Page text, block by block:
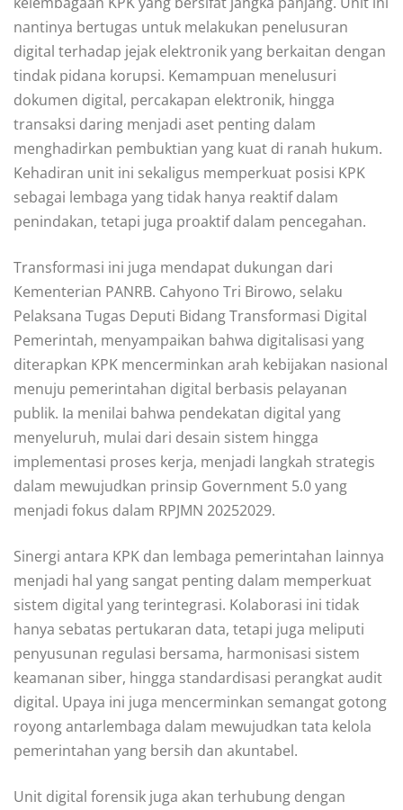
nantinya bertugas untuk melakukan penelusuran
digital terhadap jejak elektronik yang berkaitan dengan
tindak pidana korupsi. Kemampuan menelusuri
dokumen digital, percakapan elektronik, hingga
transaksi daring menjadi aset penting dalam
menghadirkan pembuktian yang kuat di ranah hukum.
Kehadiran unit ini sekaligus memperkuat posisi KPK
sebagai lembaga yang tidak hanya reaktif dalam
penindakan, tetapi juga proaktif dalam pencegahan.
Transformasi ini juga mendapat dukungan dari
Kementerian PANRB. Cahyono Tri Birowo, selaku
Pelaksana Tugas Deputi Bidang Transformasi Digital
Pemerintah, menyampaikan bahwa digitalisasi yang
diterapkan KPK mencerminkan arah kebijakan nasional
menuju pemerintahan digital berbasis pelayanan
publik. Ia menilai bahwa pendekatan digital yang
menyeluruh, mulai dari desain sistem hingga
implementasi proses kerja, menjadi langkah strategis
dalam mewujudkan prinsip Government 5.0 yang
menjadi fokus dalam RPJMN 20252029.
Sinergi antara KPK dan lembaga pemerintahan lainnya
menjadi hal yang sangat penting dalam memperkuat
sistem digital yang terintegrasi. Kolaborasi ini tidak
hanya sebatas pertukaran data, tetapi juga meliputi
penyusunan regulasi bersama, harmonisasi sistem
keamanan siber, hingga standardisasi perangkat audit
digital. Upaya ini juga mencerminkan semangat gotong
royong antarlembaga dalam mewujudkan tata kelola
pemerintahan yang bersih dan akuntabel.
Unit digital forensik juga akan terhubung dengan